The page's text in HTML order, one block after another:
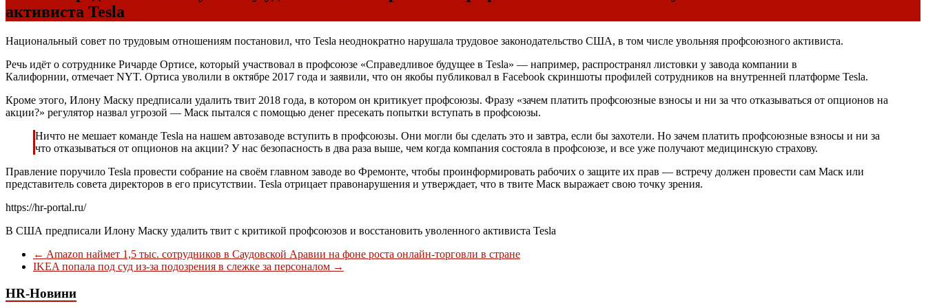
активиста Tesla
Национальный совет по трудовым отношениям постановил, что Tesla неоднократно нарушала трудовое законодательство США, в том числе увольняя профсоюзного активиста.
Речь идёт о сотруднике Ричарде Ортисе, который участвовал в профсоюзе «Справедливое будущее в Tesla» — например, распространял листовки у завода компании в
Калифорнии, отмечает NYT. Ортиса уволили в октябре 2017 года и заявили, что он якобы публиковал в Facebook скриншоты профилей сотрудников на внутренней платформе Tesla.
Кроме этого, Илону Маску предписали удалить твит 2018 года, в котором он критикует профсоюзы. Фразу «зачем платить профсоюзные взносы и ни за что отказываться от опционов на
акции?» регулятор назвал угрозой — Маск пытался с помощью денег пресекать попытки вступать в профсоюзы.
Ничто не мешает команде Tesla на нашем автозаводе вступить в профсоюзы. Они могли бы сделать это и завтра, если бы захотели. Но зачем платить профсоюзные взносы и ни за
что отказываться от опционов на акции? У нас безопасность в два раза выше, чем когда компания состояла в профсоюзе, и все уже получают медицинскую страхову.
Правление поручило Tesla провести собрание на своём главном заводе во Фремонте, чтобы проинформировать рабочих о защите их прав — встречу должен провести сам Маск или
представитель совета директоров в его присутствии. Tesla отрицает правонарушения и утверждает, что в твите Маск выражает свою точку зрения.
https://hr-portal.ru/
В США предписали Илону Маску удалить твит с критикой профсоюзов и восстановить уволенного активиста Tesla
← Amazon наймет 1,5 тыс. сотрудников в Саудовской Аравии на фоне роста онлайн-торговли в стране
IKEA попала под суд из-за подозрения в слежке за персоналом →
HR-Новини